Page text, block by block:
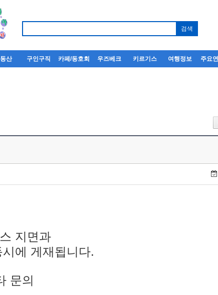
산 구인구직 카페/동호회 우즈베크 키르기스 여행정보 주요
지면과
에 게재됩니다.
문의